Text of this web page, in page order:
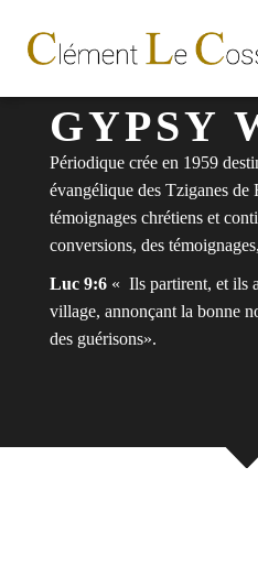
GYPSY
Périodique crée en 1959
évangélique des Tziganes de
témoignages chrétiens et
conversions, des
Luc 9:6« Ils partirent, et ils
village, annonçant la bonne
des guérisons».